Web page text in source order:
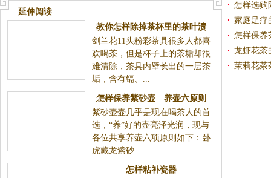
延伸阅读
教你怎样除掉茶杯里的茶叶渍
剑兰花11头粉彩茶具很多人都喜
欢喝茶，但是杯子上的茶垢却很
难清除，茶具内壁长出的一层茶
垢，含有镉、...
怎样保养紫砂壶—养壶六原则
紫砂壶壶几乎是现在喝茶人的首
选，“养”好的壶亮泽光润，现与
各位共享养壶六项原则如下：卧
虎藏龙紫砂...
怎样粘补瓷器
怎样选购
家庭足疗
怎样保养
龙虾花茶
茉莉花茶